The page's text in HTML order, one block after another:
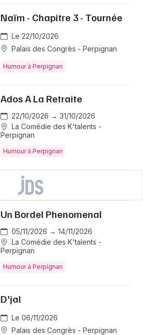
Naïm - Chapitre 3 - Tournée
Le 22/10/2026
Palais des Congrès - Perpignan
Humour à Perpignan
Ados A La Retraite
22/10/2026 → 31/10/2026
La Comédie des K'talents -
Perpignan
Humour à Perpignan
Un Bordel Phenomenal
05/11/2026 → 14/11/2026
La Comédie des K'talents -
Perpignan
Humour à Perpignan
D'jal
Le 06/11/2026
Palais des Congrès - Perpignan